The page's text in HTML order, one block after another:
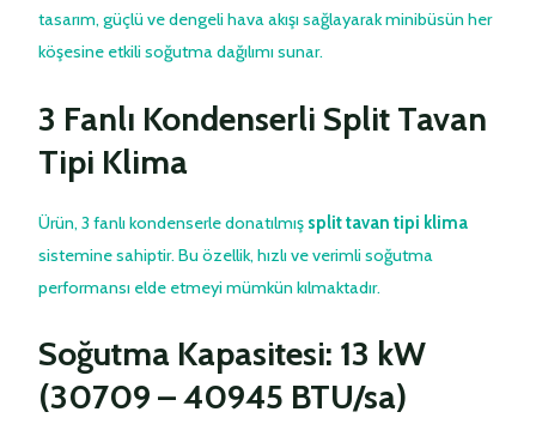
tasarım, güçlü ve dengeli hava akışı sağlayarak minibüsün her
köşesine etkili soğutma dağılımı sunar.
3 Fanlı Kondenserli Split Tavan
Tipi Klima
Ürün, 3 fanlı kondenserle donatılmış split tavan tipi klima
sistemine sahiptir. Bu özellik, hızlı ve verimli soğutma
performansı elde etmeyi mümkün kılmaktadır.
Soğutma Kapasitesi: 13 kW
(30709 – 40945 BTU/sa)